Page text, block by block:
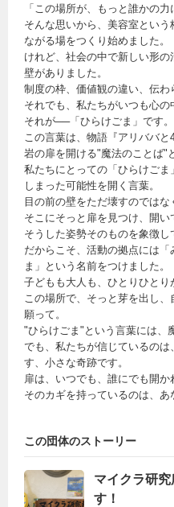
「この場所が、もっと誰かの力
そんな思いから、美容室とい
ながる場をつくり始めました。
けれど、社会の中で新しい形
壁がありました。
制度の枠、価値観の違い、伝わ
それでも、私たちがいつも心の
それが──「ひらけごま」です。
この言葉は、物語『アリババ
岩の扉を開ける"魔法のことば"
私たちにとっての「ひらけご
しまった可能性を開く言葉。
目の前の壁をただ壊すのではな
そこにそっと扉を見つけ、開い
そうした姿勢そのものを象徴し
だからこそ、活動の拠点には
ま」という名前をつけました。
子どもも大人も、ひとりひとり
この場所で、そっと芽を出し
願って。
"ひらけごま"という言葉には、
でも、私たちが信じているの
す、小さな奇跡です。
扉は、いつでも、誰にでも開か
そのカギを持っているのは、あ
この団体のストーリー
マイクラ研
す！